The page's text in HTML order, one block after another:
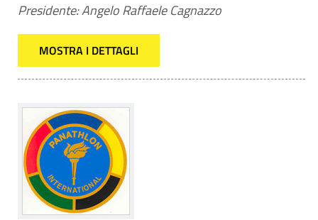
Presidente: Angelo Raffaele Cagnazzo
MOSTRA I DETTAGLI